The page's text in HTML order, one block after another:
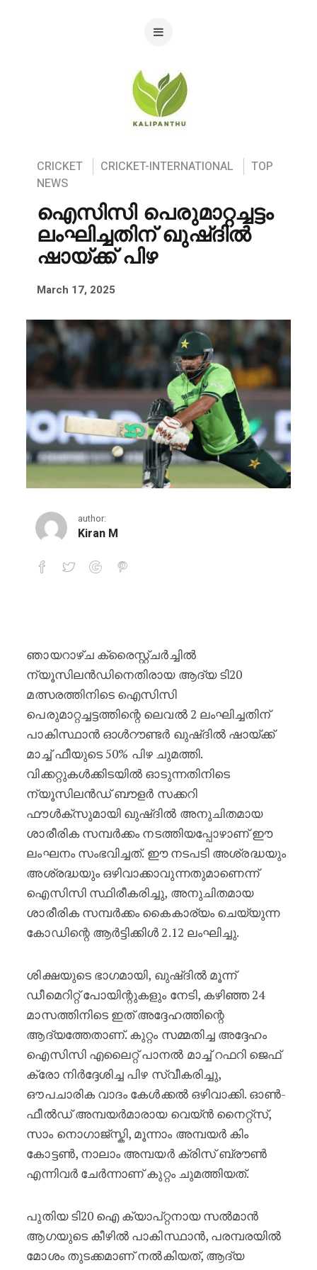
CRICKET CRICKET-INTERNATIONAL
TOP
NEWS
ഐസിസി പെരുമാറ്റച്ചട്ടം
ലംഘിച്ചതിന് ഖുഷ്ദിൽ
ഷായ്ക്ക് പിഴ
March 17, 2025
author:
Kiran M
ഞായറാഴ്ച ക്രൈസ്റ്റ്ചർച്ചിൽ
ന്യൂസിലൻഡിനെതിരായ ആദ്യ ടി20
മത്സരത്തിനിടെ ഐസിസി
പെരുമാറ്റച്ചട്ടത്തിന്റെ ലെവൽ 2 ലംഘിച്ചതിന്
പാകിസ്ഥാൻ ഓൾറൗണ്ടർ ഖുഷ്ദിൽ ഷായ്ക്ക്
മാച്ച് ഫീയുടെ 50% പിഴ ചുമത്തി.
വിക്കറ്റുകൾക്കിടയിൽ ഓടുന്നതിനിടെ
ന്യൂസിലൻഡ് ബൗളർ സക്കറി
ഫൗൾക്സുമായി ഖുഷ്ദിൽ അനുചിതമായ
ശാരീരിക സമ്പർക്കം നടത്തിയപ്പോഴാണ് ഈ
ലംഘനം സംഭവിച്ചത്. ഈ നടപടി അശ്രദ്ധയും
അശ്രദ്ധയും ഒഴിവാക്കാവുന്നതുമാണെന്ന്
ഐസിസി സ്ഥിരീകരിച്ചു, അനുചിതമായ
ശാരീരിക സമ്പർക്കം കൈകാര്യം ചെയ്യുന്ന
കോഡിന്റെ ആർട്ടിക്കിൾ 2.12 ലംഘിച്ചു.
ശിക്ഷയുടെ ഭാഗമായി, ഖുഷ്ദിൽ മൂന്ന്
ഡീമെറിറ്റ് പോയിന്റുകളും നേടി, കഴിഞ്ഞ 24
മാസത്തിനിടെ ഇത് അദ്ദേഹത്തിന്റെ
ആദ്യത്തേതാണ്. കുറ്റം സമ്മതിച്ച അദ്ദേഹം
ഐസിസി എലൈറ്റ് പാനൽ മാച്ച് റഫറി ജെഫ്
ക്രോ നിർദ്ദേശിച്ച പിഴ സ്വീകരിച്ചു,
ഔപചാരിക വാദം കേൾക്കൽ ഒഴിവാക്കി. ഓൺ-
ഫീൽഡ് അമ്പയർമാരായ വെയ്ൻ നൈറ്റ്സ്,
സാം നൊഗാജ്സ്കി, മൂന്നാം അമ്പയർ കിം
കോട്ടൺ, നാലാം അമ്പയർ ക്രിസ് ബ്രൗൺ
എന്നിവർ ചേർന്നാണ് കുറ്റം ചുമത്തിയത്.
പുതിയ ടി20 ഐ ക്യാപ്റ്റനായ സൽമാൻ
ആഗയുടെ കീഴിൽ പാകിസ്ഥാൻ, പരമ്പരയിൽ
മോശം തുടക്കമാണ് നൽകിയത്, ആദ്യ